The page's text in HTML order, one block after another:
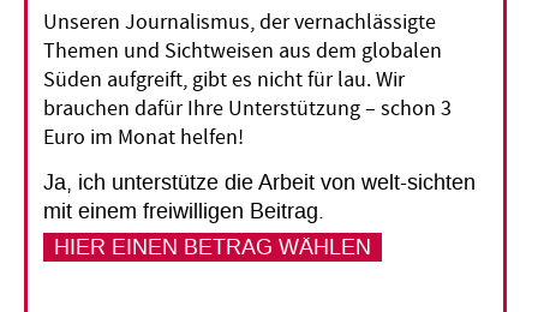
Landwirtschaft
Noch schnell ein
Exportverbot für
hochgefährliche
Pestizide?
Unseren Journalismus, der vernachlässigte
Themen und Sichtweisen aus dem globalen
Süden aufgreift, gibt es nicht für lau. Wir
brauchen dafür Ihre Unterstützung – schon 3
Euro im Monat helfen!
Ja, ich unterstütze die Arbeit von welt-sichten
mit einem freiwilligen Beitrag.
HIER EINEN BETRAG WÄHLEN